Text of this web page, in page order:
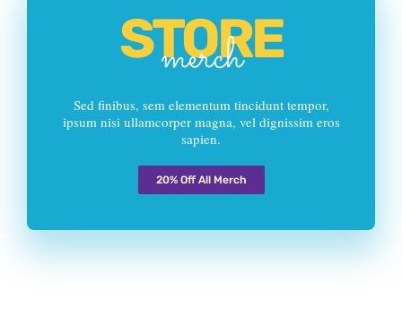
STORE
merch
Sed finibus, sem elementum tincidunt tempor,
ipsum nisi ullamcorper magna, vel dignissim eros
sapien.
20% Off All Merch